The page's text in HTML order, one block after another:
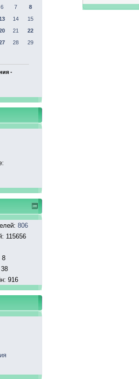
6 7
8
14
15
21
22
28
29
-
806
115656
8
916